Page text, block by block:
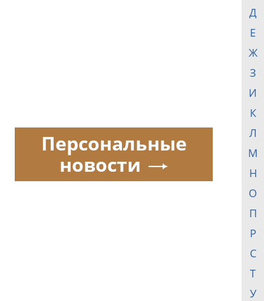
Д
Е
Ж
З
И
К
Л
М
Н
О
П
Р
С
Т
У
Персональные
новости